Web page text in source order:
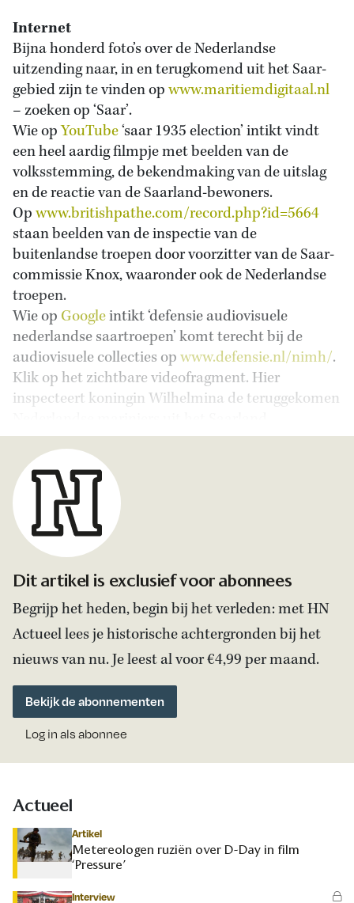
Internet
Bijna honderd foto’s over de Nederlandse
uitzending naar, in en terugkomend uit het Saar-
gebied zijn te vinden opwww.maritiemdigitaal.nl
– zoeken op ‘Saar’.
Wie opYouTube‘saar 1935 election’ intikt vindt
een heel aardig filmpje met beelden van de
volksstemming, de bekendmaking van de uitslag
en de reactie van de Saarland-bewoners.
Opwww.britishpathe.com/record.php?id=5664
staan beelden van de inspectie van de
buitenlandse troepen door voorzitter van de Saar-
commissie Knox, waaronder ook de Nederlandse
troepen.
Wie op Googleintikt ‘defensie audiovisuele
nederlandse saartroepen’ komt terecht bij de
audiovisuele collecties opwww.defensie.nl/nimh/.
Klik op het zichtbare videofragment. Hier
inspecteert koningin Wilhelmina de teruggekomen
Dit artikel is exclusief voor abonnees
Begrijp het heden, begin bij het verleden: met HN
Actueel lees je historische achtergronden bij het
nieuws van nu. Je leest al voor €4,99 per maand.
Bekijk de abonnementen
Log in als abonnee
Actueel
Artikel
Metereologen ruziën over D-Day in film
‘Pressure’
Interview